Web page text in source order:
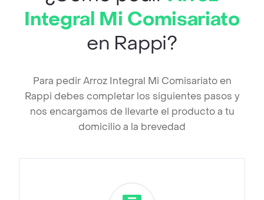
Integral Mi Comisariato
en Rappi?
Para pedir Arroz Integral Mi Comisariato en
Rappi debes completar los siguientes pasos y
nos encargamos de llevarte el producto a tu
domicilio a la brevedad